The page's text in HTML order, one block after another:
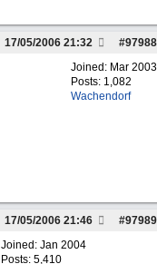
#97988
17/05/2006 21:32
Joined: Mar 2003
Posts: 1,082
Wachendorf
#97989
17/05/2006 21:46
Joined: Jan 2004
Posts: 5,410